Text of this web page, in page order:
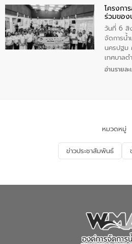
ประชาชน
เทศบาล
คุณภาพน้ำ
น้อย แก้ว
เสียสาขา
5 คน ร่ว
ชายหาด
โครงกา
ร่วมของ
แก้ไขปั
วันที่ 6 สิ
จัดการน้ำ
นครปฐม
เทศบาล
กิจกรรมภ
จัดการน้ำ
อนุรักษ์
และการบ
เกี่ยวกับส
ณ เทศบ
อ่านรายล
หมวดหมู่
ข่าวประชาสัมพันธ์